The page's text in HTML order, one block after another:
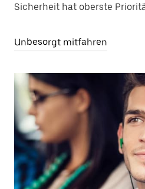
Sicherheit hat oberste
Unbesorgt mitfahren